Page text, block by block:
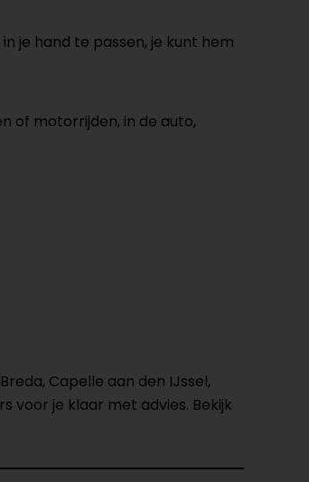
je hand te passen, je kunt hem
of motorrijden, in de auto,
Capelle aan den IJssel,
voor je klaar met advies. Bekijk